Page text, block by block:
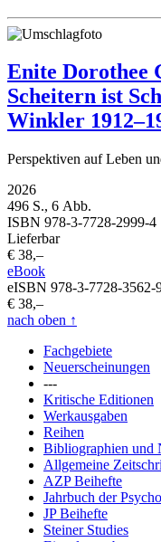
Enite Dorothee
Scheitern ist
Winkler
Perspektiven auf Leben
2026
496 S., 6 Abb.
ISBN 978-3-7728-2999-4
Lieferbar
€ 38,–
eBook
eISBN 978-3-7728-3562-
€ 38,–
nach oben ↑
Fachgebiete
Neuerscheinungen
---
Kritische Editionen
Werkausgaben
Reihen
Bibliographien und
Allgemeine
AZP Beihefte
Jahrbuch der
JP Beihefte
Steiner Studies